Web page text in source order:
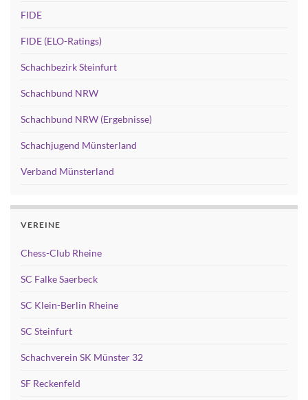
FIDE
FIDE (ELO-Ratings)
Schachbezirk Steinfurt
Schachbund NRW
Schachbund NRW (Ergebnisse)
Schachjugend Münsterland
Verband Münsterland
VEREINE
Chess-Club Rheine
SC Falke Saerbeck
SC Klein-Berlin Rheine
SC Steinfurt
Schachverein SK Münster 32
SF Reckenfeld